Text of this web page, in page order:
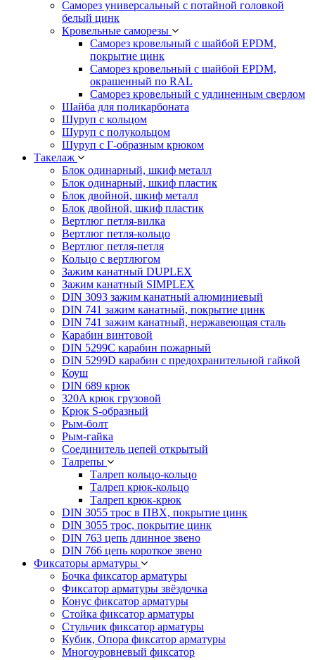
Саморез универсальный с потайной головкой
белый цинк
Кровельные саморезы
Саморез кровельный с шайбой EPDM,
покрытие цинк
Саморез кровельный с шайбой EPDM,
окрашенный по RAL
Саморез кровельный с удлиненным сверлом
Шайба для поликарбоната
Шуруп с кольцом
Шуруп с полукольцом
Шуруп с Г-образным крюком
Такелаж
Блок одинарный, шкиф металл
Блок одинарный, шкиф пластик
Блок двойной, шкиф металл
Блок двойной, шкиф пластик
Вертлюг петля-вилка
Вертлюг петля-кольцо
Вертлюг петля-петля
Кольцо с вертлюгом
Зажим канатный DUPLEX
Зажим канатный SIMPLEX
DIN 3093 зажим канатный алюминиевый
DIN 741 зажим канатный, покрытие цинк
DIN 741 зажим канатный, нержавеющая сталь
Карабин винтовой
DIN 5299C карабин пожарный
DIN 5299D карабин с предохранительной гайкой
Коуш
DIN 689 крюк
320A крюк грузовой
Крюк S-образный
Рым-болт
Рым-гайка
Соединитель цепей открытый
Талрепы
Талреп кольцо-кольцо
Талреп крюк-кольцо
Талреп крюк-крюк
DIN 3055 трос в ПВХ, покрытие цинк
DIN 3055 трос, покрытие цинк
DIN 763 цепь длинное звено
DIN 766 цепь короткое звено
Фиксаторы арматуры
Бочка фиксатор арматуры
Фиксатор арматуры звёздочка
Конус фиксатор арматуры
Стойка фиксатор арматуры
Стульчик фиксатор арматуры
Кубик, Опора фиксатор арматуры
Многоуровневый фиксатор